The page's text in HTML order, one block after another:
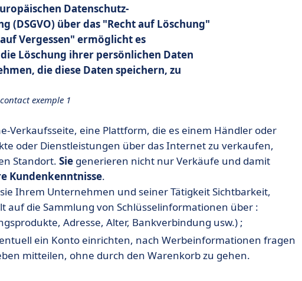
Datenschutz-
(DSGVO) über das "Recht auf Löschung"
Vergessen" ermöglicht es
Löschung ihrer persönlichen Daten
die diese Daten speichern, zu
exemple 1
Verkaufsseite, eine Plattform, die es einem Händler oder
oder Dienstleistungen über das Internet zu verkaufen,
Standort. Sie generieren nicht nur Verkäufe und damit
Kundenkenntnisse.
Ihrem Unternehmen und seiner Tätigkeit Sichtbarkeit,
auf die Sammlung von Schlüsselinformationen über :
Adresse, Alter, Bankverbindung usw.) ;
ein Konto einrichten, nach Werbeinformationen fragen
mitteilen, ohne durch den Warenkorb zu gehen.